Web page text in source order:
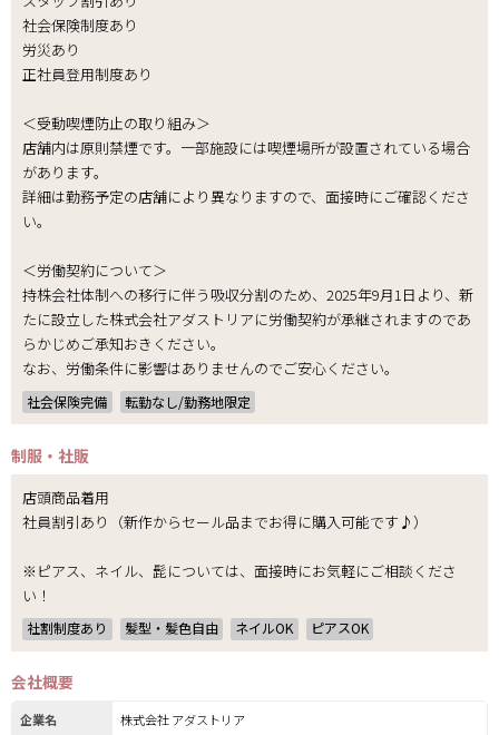
社会保険制度あり
労災あり
正社員登用制度あり
＜受動喫煙防止の取り組み＞
店舗内は原則禁煙です。一部施設には喫煙場所が設置されている場合
があります。
詳細は勤務予定の店舗により異なりますので、面接時にご確認くださ
い。
＜労働契約について＞
持株会社体制への移行に伴う吸収分割のため、2025年9月1日より、新
たに設立した株式会社アダストリアに労働契約が承継されますのであ
らかじめご承知おきください。
なお、労働条件に影響はありませんのでご安心ください。
社会保険完備 転勤なし/勤務地限定
制服・社販
店頭商品着用
社員割引あり（新作からセール品までお得に購入可能です♪）
※ピアス、ネイル、髭については、面接時にお気軽にご相談くださ
い！
社割制度あり 髪型・髪色自由 ネイルOK ピアスOK
会社概要
企業名
株式会社 アダストリア